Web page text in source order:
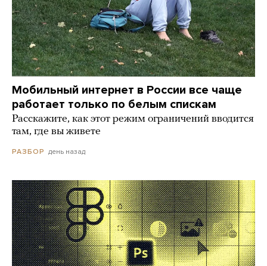
Мобильный интернет в России все чаще
работает только по белым спискам
Расскажите, как этот режим ограничений вводится
там, где вы живете
РАЗБОР день назад